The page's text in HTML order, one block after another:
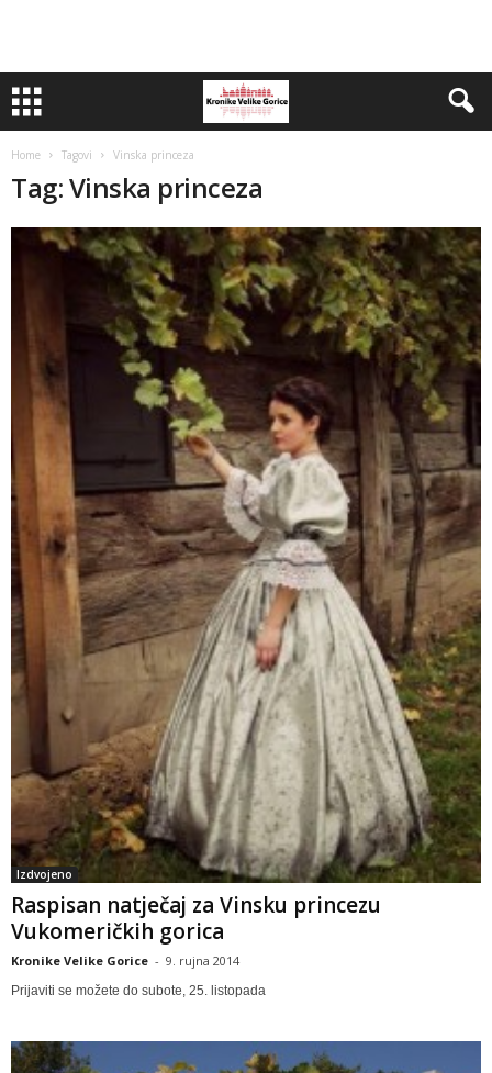
Home Tagovi Vinska princeza
Tag: Vinska princeza
Izdvojeno
Raspisan natječaj za Vinsku princezu
Vukomeričkih gorica
Kronike Velike Gorice - 9. rujna 2014
Prijaviti se možete do subote, 25. listopada